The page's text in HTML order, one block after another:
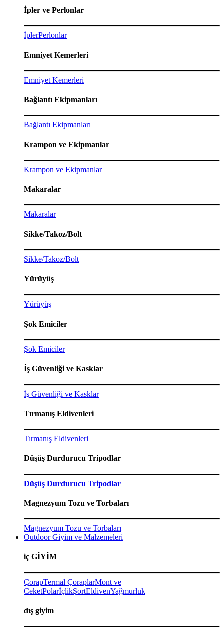
İpler ve Perlonlar
İplerPerlonlar
Emniyet Kemerleri
Emniyet Kemerleri
Bağlantı Ekipmanları
Bağlantı Ekipmanları
Krampon ve Ekipmanlar
Krampon ve Ekipmanlar
Makaralar
Makaralar
Sikke/Takoz/Bolt
Sikke/Takoz/Bolt
Yürüyüş
Yürüyüş
Şok Emiciler
Şok Emiciler
İş Güvenliği ve Kasklar
İş Güvenliği ve Kasklar
Tırmanış Eldivenleri
Tırmanış Eldivenleri
Düşüş Durdurucu Tripodlar
Düşüş Durdurucu Tripodlar
Magnezyum Tozu ve Torbaları
Magnezyum Tozu ve Torbaları
Outdoor Giyim ve Malzemeleri
iç GİYİM
ÇorapTermal ÇoraplarMont ve
CeketPolarİçlikŞortEldivenYağmurluk
dış giyim